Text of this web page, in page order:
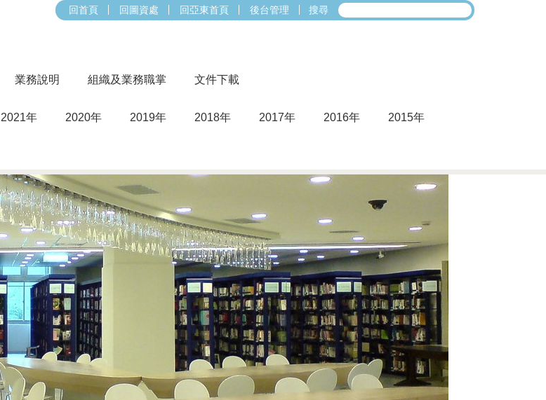
回首頁 回圖資處 回亞東首頁 後台管理 搜尋
業務說明 組織及業務職掌 文件下載
2021年 2020年 2019年 2018年 2017年 2016年 2015年